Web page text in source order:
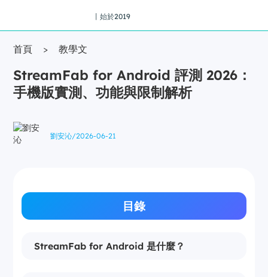
丨始於2019
首頁 > 教學文
StreamFab for Android 評測 2026：
手機版實測、功能與限制解析
劉安沁/2026-06-21
目錄
StreamFab for Android 是什麼？